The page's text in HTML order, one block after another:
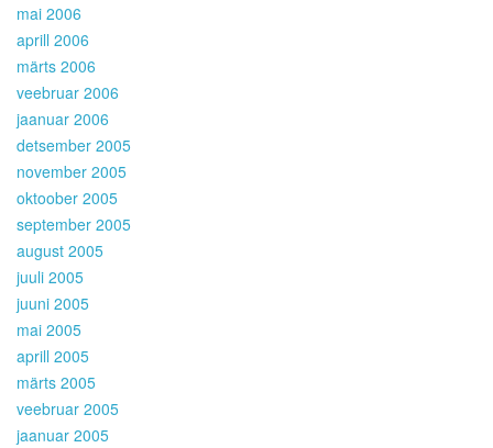
mai 2006
aprill 2006
märts 2006
veebruar 2006
jaanuar 2006
detsember 2005
november 2005
oktoober 2005
september 2005
august 2005
juuli 2005
juuni 2005
mai 2005
aprill 2005
märts 2005
veebruar 2005
jaanuar 2005